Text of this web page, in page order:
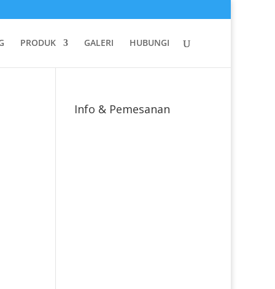
PRODUK GALERI HUBUNGI
Info & Pemesanan